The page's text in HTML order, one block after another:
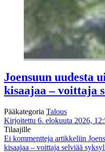
Joensuun uudesta
kisaajaa – voittaja
Pääkategoria Talous
Kirjoitettu 6. elokuuta 2026,
Tilaajille
Ei kommentteja artikkeliin
kisaajaa – voittaja selviää